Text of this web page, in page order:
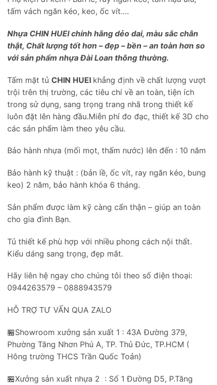
tấm vách ngăn kéo, keo, ốc vít….
Nhựa CHIN HUEI chính hãng dẻo dai, màu sắc chân
thật, Chất lượng tốt hơn – đẹp – bền – an toàn hơn so
với sản phẩm nhựa Đài Loan thông thường.
Tấm mặt tủ CHIN HUEI khẳng định về chất lượng vượt
trội trên thị trường, các tiêu chí về an toàn, tiện ích
trong sử dụng, sang trọng trang nhã trong thiết kế
luôn đặt lên hàng đầu.Miễn phí đo đạc, thiết kế 3D cho
các sản phẩm làm theo yêu cầu.
Bảo hành nhựa (mối mọt, thấm nước) lên đến : 10 năm
Bảo hành kỹ thuật : (bản lề, ốc vít, ray ngăn kéo, bung
keo) 2 năm, bảo hành khóa 6 tháng.
Sản phẩm được làm kỹ càng cẩn thận – giúp an toàn
cho gia đình Bạn.
Tủ thiết kế phù hợp với nhiều phong cách nội thất.
Kiểu dáng sang trọng, đẹp mắt.
Hãy liên hệ ngay cho chúng tôi theo số điện thoại:
0944263579 – 0888943579
HỖ TRỢ TƯ VẤN QUA ZALO
🏪Showroom xưởng sản xuất 1 : 43A Đường 379,
Phường Tăng Nhơn Phú A, TP. Thủ Đức, TP.HCM (
Hông trường THCS Trần Quốc Toản)
🏪Xưởng sản xuất nhựa 2 : Số 1 Đường D5, P.Tăng